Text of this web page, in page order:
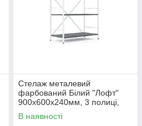
Стелаж металевий
фарбований Білий "Лофт"
900х600х240мм, 3 полиці,
ЛДСП колір полиць Антрацит
| Стелаж для тераси
В наявності